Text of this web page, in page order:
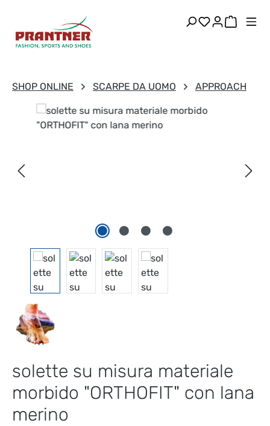
Passa al contenuto principale
Hai 0Il
SHOP ONLINE SCARPE DA UOMO APPROACH
Salta la galleria di immagini
solette su misura materiale
morbido "ORTHOFIT" con lana
merino